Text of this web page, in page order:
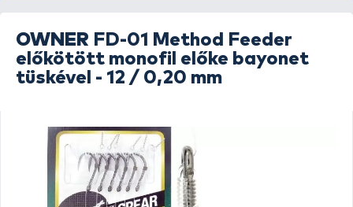
OWNER FD-01 Method Feeder
előkötött monofil előke bayonet
tüskével - 12 / 0,20 mm